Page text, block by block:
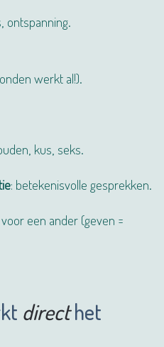
ontspanning.
werkt al!).
kus, seks.
: betekenisvolle gesprekken.
voor een ander (geven =
directhet